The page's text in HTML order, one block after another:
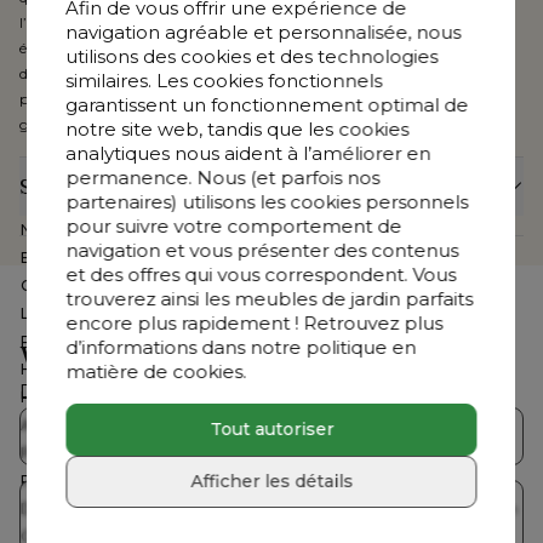
Afin de vous offrir une expérience de
navigation agréable et personnalisée, nous
utilisons des cookies et des technologies
similaires. Les cookies fonctionnels
garantissent un fonctionnement optimal de
notre site web, tandis que les cookies
analytiques nous aident à l’améliorer en
permanence. Nous (et parfois nos
partenaires) utilisons les cookies personnels
pour suivre votre comportement de
navigation et vous présenter des contenus
et des offres qui vous correspondent. Vous
trouverez ainsi les meubles de jardin parfaits
encore plus rapidement ! Retrouvez plus
d’informations dans notre politique en
matière de cookies.
Tout autoriser
Afficher les détails
l’eau et sèche rapidement. Tous les coussins sont dotés d’une fermeture
éclair et sont lavables en machine. Disponible en couleurs et motifs
différents, Sunbrella® Luxe peut également habiller votre parasol, un
pouf, des coussins décoratifs, etc. Vous bénéficiez en outre de 5 ans de
garantie sur les tissus Sunbrella® Luxe.
Spécifications
Numéro d'article Web
CB3981640
Exposé dans le show-room
Non
Collection
Pagino
Largeur
160 cm
Profondeur
100 cm
Hauteur
Hauteur assise
Assemblé
Non
Profondeur coussin dossier
12 cm
Profondeur coussin d'assise
12 cm
Dimensions
Lrg. 160 x Prof. 100 x Haut. 70 cm
Coussin(s) inclus
Vous cherchez autre chose ?
Découvrez notre offre complète
Collections Bristol Salons de jardin
Table de jardin avec